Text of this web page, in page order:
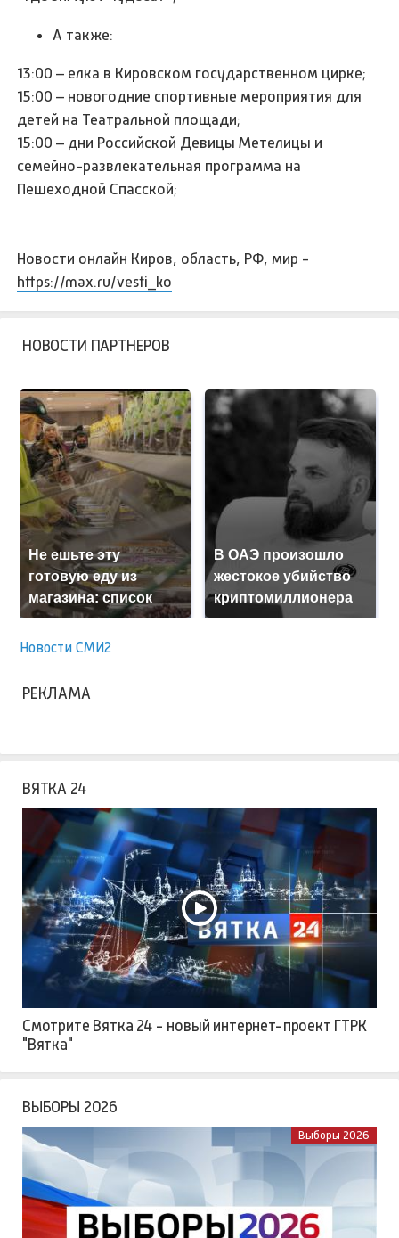
А также:
13:00 – елка в Кировском государственном цирке;
15:00 – новогодние спортивные мероприятия для
детей на Театральной площади;
15:00 – дни Российской Девицы Метелицы и
семейно-развлекательная программа на
Пешеходной Спасской;
Новости онлайн Киров, область, РФ, мир -
https://max.ru/vesti_ko
НОВОСТИ ПАРТНЕРОВ
Не ешьте эту
готовую еду из
магазина: список
В ОАЭ произошло
жестокое убийство
криптомиллионера
Новости СМИ2
РЕКЛАМА
ВЯТКА 24
Смотрите Вятка 24 - новый интернет-проект ГТРК
"Вятка"
ВЫБОРЫ 2026
Выборы 2026